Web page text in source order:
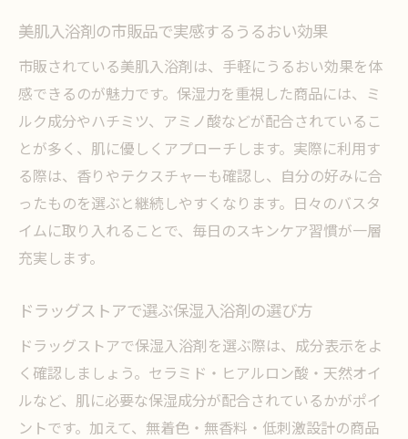
美肌入浴剤の市販品で実感するうるおい効果
市販されている美肌入浴剤は、手軽にうるおい効果を体
感できるのが魅力です。保湿力を重視した商品には、ミ
ルク成分やハチミツ、アミノ酸などが配合されているこ
とが多く、肌に優しくアプローチします。実際に利用す
る際は、香りやテクスチャーも確認し、自分の好みに合
ったものを選ぶと継続しやすくなります。日々のバスタ
イムに取り入れることで、毎日のスキンケア習慣が一層
充実します。
ドラッグストアで選ぶ保湿入浴剤の選び方
ドラッグストアで保湿入浴剤を選ぶ際は、成分表示をよ
く確認しましょう。セラミド・ヒアルロン酸・天然オイ
ルなど、肌に必要な保湿成分が配合されているかがポイ
ントです。加えて、無着色・無香料・低刺激設計の商品